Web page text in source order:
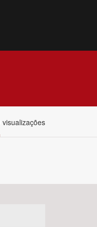
visualizações